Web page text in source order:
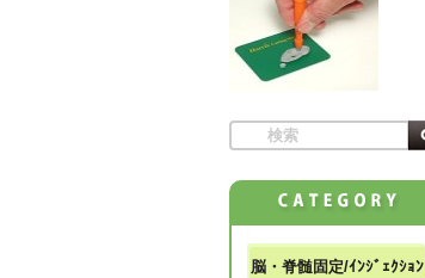
脳・脊髄固定/ｲﾝｼﾞｪｸｼｮﾝ